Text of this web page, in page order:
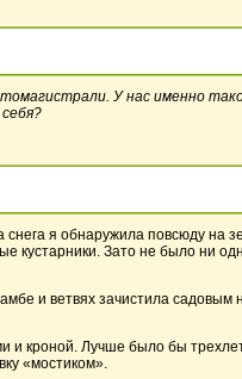
У нас именно
я обнаружила повсюду на
кустарники. Зато не было ни
и ветвях зачистила садовым
и кроной. Лучше было бы
«мостиком».